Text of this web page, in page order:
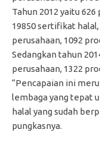
Tahun 2012 yaitu
19850 sertifikat halal,
perusahaan, 1092
Sedangkan tahun
perusahaan, 1322
“Pencapaian ini
lembaga yang tepat
halal yang sudah
pungkasnya.